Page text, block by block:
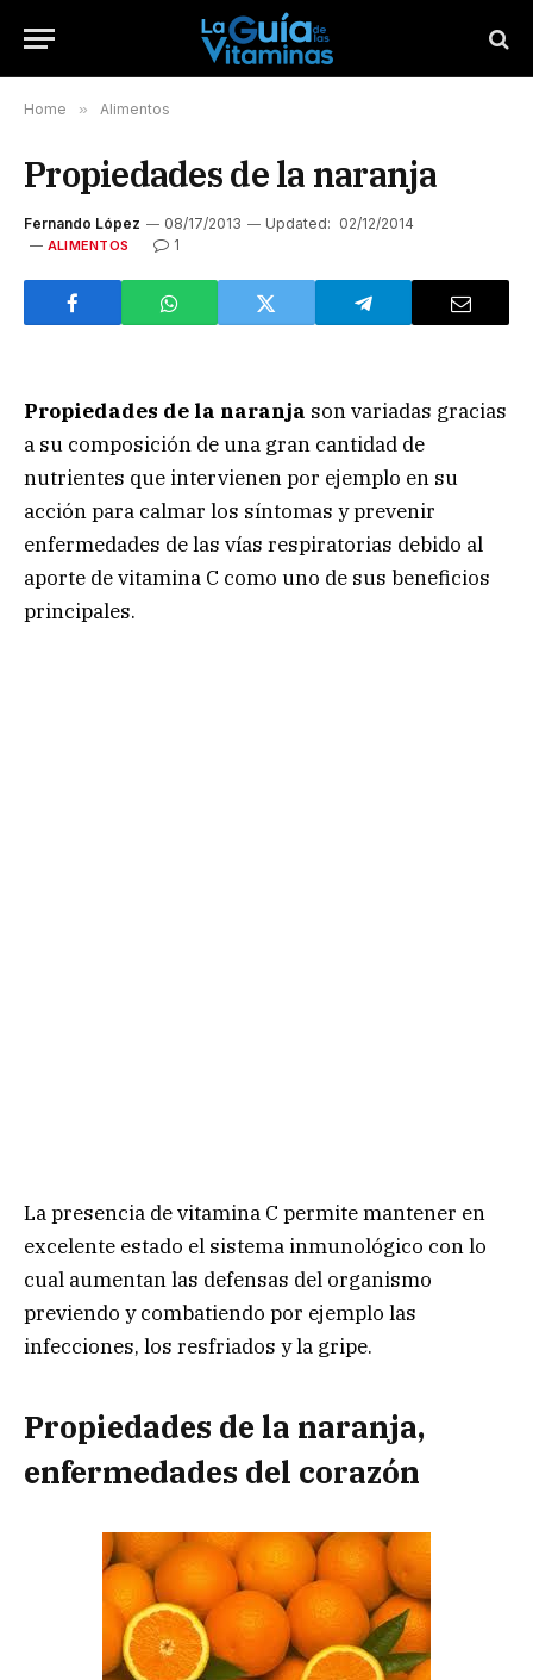
Home » Alimentos
Propiedades de la naranja
Fernando López 08/17/2013 Updated: 02/12/2014
ALIMENTOS 1
Propiedades de la naranja son variadas gracias
a su composición de una gran cantidad de
nutrientes que intervienen por ejemplo en su
acción para calmar los síntomas y prevenir
enfermedades de las vías respiratorias debido al
aporte de vitamina C como uno de sus beneficios
principales.
La presencia de vitamina C permite mantener en
excelente estado el sistema inmunológico con lo
cual aumentan las defensas del organismo
previendo y combatiendo por ejemplo las
infecciones, los resfriados y la gripe.
Propiedades de la naranja,
enfermedades del corazón